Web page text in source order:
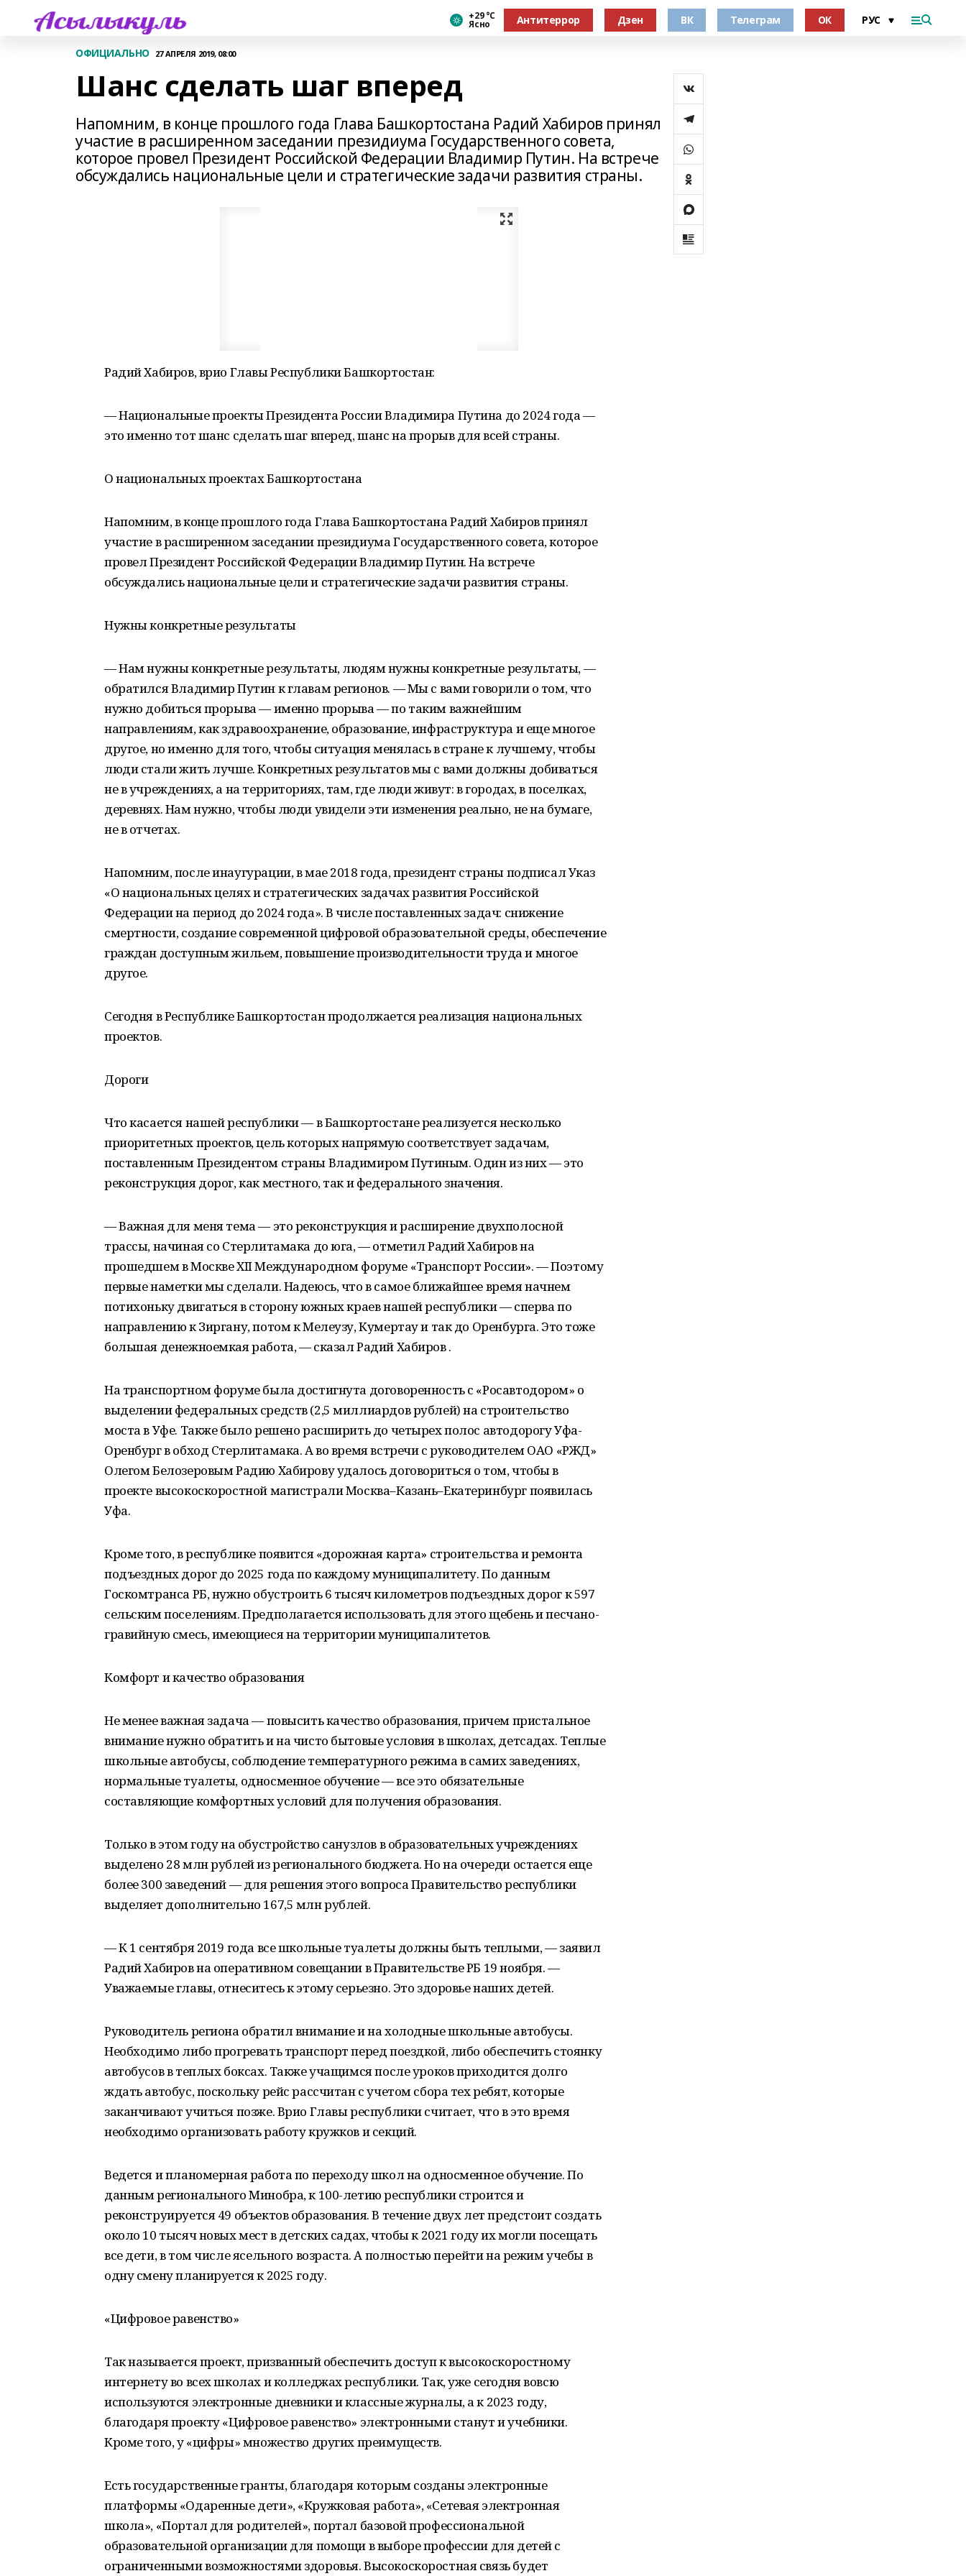
+29 °С
Ясно Антитеррор Дзен ВК Телеграм ОК
ОФИЦИАЛЬНО 27 АПРЕЛЯ 2019, 08:00
Шанс сделать шаг вперед
Напомним, в конце прошлого года Глава Башкортостана Радий Хабиров принял
участие в расширенном заседании президиума Государственного совета,
которое провел Президент Российской Федерации Владимир Путин. На встрече
обсуждались национальные цели и стратегические задачи развития страны.
Радий Хабиров, врио Главы Республики Башкортостан:
— Национальные проекты Президента России Владимира Путина до 2024 года —
это именно тот шанс сделать шаг вперед, шанс на прорыв для всей страны.
О национальных проектах Башкортостана
Напомним, в конце прошлого года Глава Башкортостана Радий Хабиров принял
участие в расширенном заседании президиума Государственного совета, которое
провел Президент Российской Федерации Владимир Путин. На встрече
обсуждались национальные цели и стратегические задачи развития страны.
Нужны конкретные результаты
— Нам нужны конкретные результаты, людям нужны конкретные результаты, —
обратился Владимир Путин к главам регионов. — Мы с вами говорили о том, что
нужно добиться прорыва — именно прорыва — по таким важнейшим
направлениям, как здравоохранение, образование, инфраструктура и еще многое
другое, но именно для того, чтобы ситуация менялась в стране к лучшему, чтобы
люди стали жить лучше. Конкретных результатов мы с вами должны добиваться
не в учреждениях, а на территориях, там, где люди живут: в городах, в поселках,
деревнях. Нам нужно, чтобы люди увидели эти изменения реально, не на бумаге,
не в отчетах.
Напомним, после инаугурации, в мае 2018 года, президент страны подписал Указ
«О национальных целях и стратегических задачах развития Российской
Федерации на период до 2024 года». В числе поставленных задач: снижение
смертности, создание современной цифровой образовательной среды, обеспечение
граждан доступным жильем, повышение производительности труда и многое
другое.
Сегодня в Республике Башкортостан продолжается реализация национальных
проектов.
Дороги
Что касается нашей республики — в Башкортостане реализуется несколько
приоритетных проектов, цель которых напрямую соответствует задачам,
поставленным Президентом страны Владимиром Путиным. Один из них — это
реконструкция дорог, как местного, так и федерального значения.
— Важная для меня тема — это реконструкция и расширение двухполосной
трассы, начиная со Стерлитамака до юга, — отметил Радий Хабиров на
прошедшем в Москве XII Международном форуме «Транспорт России». — Поэтому
первые наметки мы сделали. Надеюсь, что в самое ближайшее время начнем
потихоньку двигаться в сторону южных краев нашей республики — сперва по
направлению к Зиргану, потом к Мелеузу, Кумертау и так до Оренбурга. Это тоже
большая денежноемкая работа, — сказал Радий Хабиров .
На транспортном форуме была достигнута договоренность с «Росавтодором» о
выделении федеральных средств (2,5 миллиардов рублей) на строительство
моста в Уфе. Также было решено расширить до четырех полос автодорогу Уфа-
Оренбург в обход Стерлитамака. А во время встречи с руководителем ОАО «РЖД»
Олегом Белозеровым Радию Хабирову удалось договориться о том, чтобы в
проекте высокоскоростной магистрали Москва–Казань–Екатеринбург появилась
Уфа.
Кроме того, в республике появится «дорожная карта» строительства и ремонта
подъездных дорог до 2025 года по каждому муниципалитету. По данным
Госкомтранса РБ, нужно обустроить 6 тысяч километров подъездных дорог к 597
сельским поселениям. Предполагается использовать для этого щебень и песчано-
гравийную смесь, имеющиеся на территории муниципалитетов.
Комфорт и качество образования
Не менее важная задача — повысить качество образования, причем пристальное
внимание нужно обратить и на чисто бытовые условия в школах, детсадах. Теплые
школьные автобусы, соблюдение температурного режима в самих заведениях,
нормальные туалеты, односменное обучение — все это обязательные
составляющие комфортных условий для получения образования.
Только в этом году на обустройство санузлов в образовательных учреждениях
выделено 28 млн рублей из регионального бюджета. Но на очереди остается еще
более 300 заведений — для решения этого вопроса Правительство республики
выделяет дополнительно 167,5 млн рублей.
— К 1 сентября 2019 года все школьные туалеты должны быть теплыми, — заявил
Радий Хабиров на оперативном совещании в Правительстве РБ 19 ноября. —
Уважаемые главы, отнеситесь к этому серьезно. Это здоровье наших детей.
Руководитель региона обратил внимание и на холодные школьные автобусы.
Необходимо либо прогревать транспорт перед поездкой, либо обеспечить стоянку
автобусов в теплых боксах. Также учащимся после уроков приходится долго
ждать автобус, поскольку рейс рассчитан с учетом сбора тех ребят, которые
заканчивают учиться позже. Врио Главы республики считает, что в это время
необходимо организовать работу кружков и секций.
Ведется и планомерная работа по переходу школ на односменное обучение. По
данным регионального Минобра, к 100-летию республики строится и
реконструируется 49 объектов образования. В течение двух лет предстоит создать
около 10 тысяч новых мест в детских садах, чтобы к 2021 году их могли посещать
все дети, в том числе ясельного возраста. А полностью перейти на режим учебы в
одну смену планируется к 2025 году.
«Цифровое равенство»
Так называется проект, призванный обеспечить доступ к высокоскоростному
интернету во всех школах и колледжах республики. Так, уже сегодня вовсю
используются электронные дневники и классные журналы, а к 2023 году,
благодаря проекту «Цифровое равенство» электронными станут и учебники.
Кроме того, у «цифры» множество других преимуществ.
Есть государственные гранты, благодаря которым созданы электронные
платформы «Одаренные дети», «Кружковая работа», «Сетевая электронная
школа», «Портал для родителей», портал базовой профессиональной
образовательной организации для помощи в выборе профессии для детей с
ограниченными возможностями здоровья. Высокоскоростная связь будет